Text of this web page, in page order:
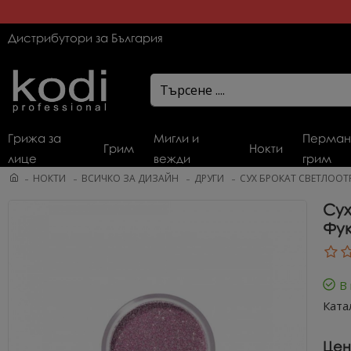
Дистрибутори за България
Грижа за
лице
Грим
Мигли и
вежди
Нокти
грим
НОКТИ ВСИЧКО ЗА ДИЗАЙН ДРУГИ СУХ БРОКАТ
В